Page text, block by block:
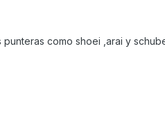
como shoei ,arai y